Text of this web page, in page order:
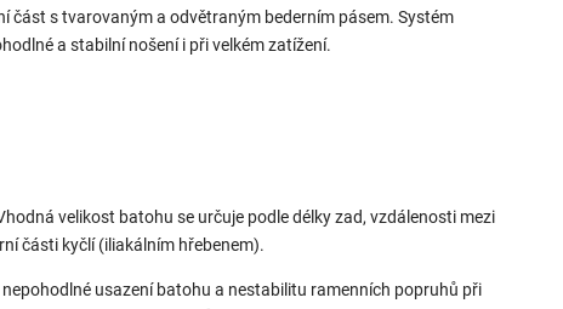
část s tvarovaným a odvětraným bederním pásem. Systém
a stabilní nošení i při velkém zatížení.
velikost batohu se určuje podle délky zad, vzdálenosti mezi
části kyčlí (iliakálním hřebenem).
usazení batohu a nestabilitu ramenních popruhů při